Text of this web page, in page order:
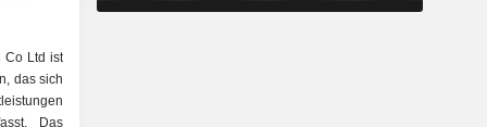
Co Ltd ist
das sich
Das